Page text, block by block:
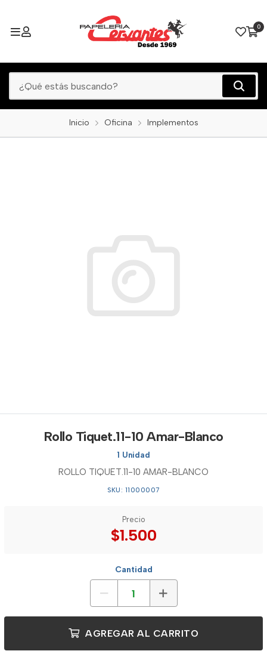
0
Inicio Oficina Implementos
Rollo Tiquet.11-10 Amar-Blanco
1 Unidad
ROLLO TIQUET.11-10 AMAR-BLANCO
SKU: 11000007
Precio
$1.500
Cantidad
AGREGAR AL CARRITO